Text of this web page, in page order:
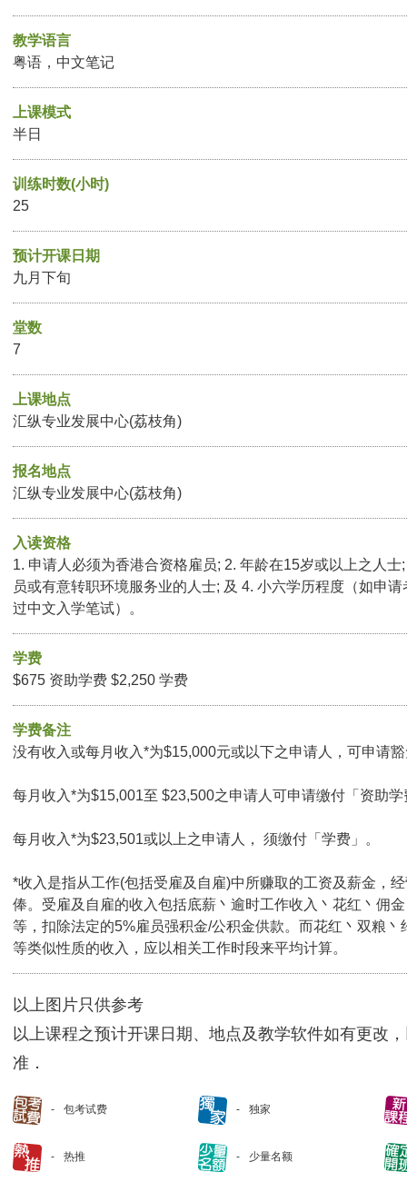
教学语言
粤语，中文笔记
上课模式
半日
训练时数(小时)
25
预计开课日期
九月下旬
堂数
7
上课地点
汇纵专业发展中心(荔枝角)
报名地点
汇纵专业发展中心(荔枝角)
入读资格
1. 申请人必须为香港合资格雇员; 2. 年龄在15岁或以上之人
员或有意转职环境服务业的人士; 及 4. 小六学历程度（如申
过中文入学笔试）。
学费
$675 资助学费 $2,250 学费
学费备注
没有收入或每月收入*为$15,000元或以下之申请人，可申请
每月收入*为$15,001至 $23,500之申请人可申请缴付「资助学
每月收入*为$23,501或以上之申请人， 须缴付「学费」。
*收入是指从工作(包括受雇及自雇)中所赚取的工资及薪金，
俸。受雇及自雇的收入包括底薪丶逾时工作收入丶花红丶佣
等，扣除法定的5%雇员强积金/公积金供款。而花红丶双粮丶
等类似性质的收入，应以相关工作时段来平均计算。
以上图片只供参考
以上课程之预计开课日期、地点及教学软件如有更改
准．
包考试费 独家
热推 少量名额